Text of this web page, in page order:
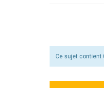
Ce sujet contient